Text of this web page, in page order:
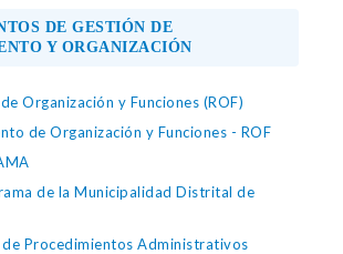
DE GESTIÓN DE
Y ORGANIZACIÓN
Organización y Funciones (ROF)
de Organización y Funciones - ROF
de la Municipalidad Distrital de
Procedimientos Administrativos